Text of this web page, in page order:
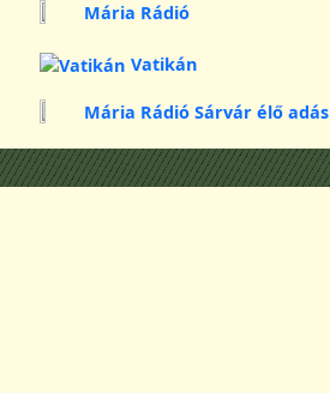
Mária Rádió
Vatikán
Mária Rádió Sárvár élő adás